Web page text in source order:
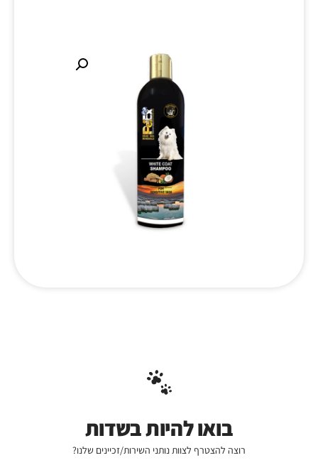
בואו להיות בשדות
רוצה להצטרף לצוות נותני השירות/זכיינים שלנו?